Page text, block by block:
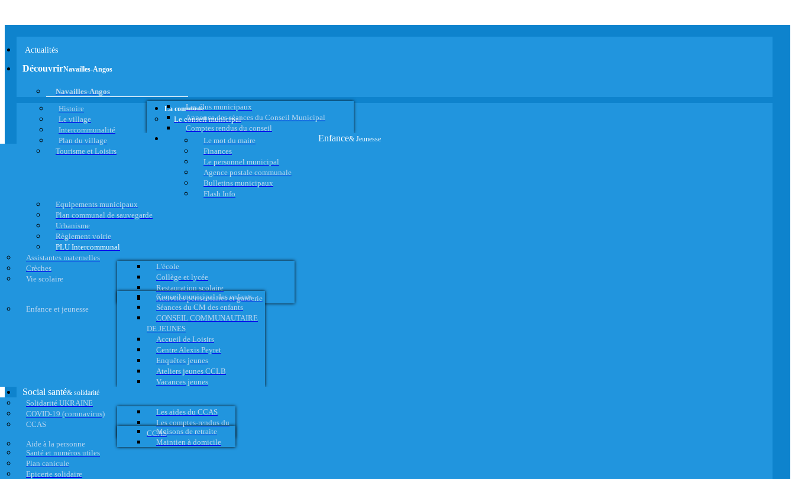
Actualités
DécouvrirNavailles-Angos
Navailles-Angos
Histoire
Le village
Intercommunalité
Plan du village
Tourisme et Loisirs
La commune
Le conseil municipal
Les élus municipaux
Annonce des séances du Conseil Municipal
Comptes rendus du conseil
Le mot du maire
Finances
Le personnel municipal
Agence postale communale
Bulletins municipaux
Flash Info
Equipements municipaux
Plan communal de sauvegarde
Urbanisme
Règlement voirie
PLU Intercommunal
Enfance& Jeunesse
Assistantes maternelles
Crèches
Vie scolaire
L'école
Collège et lycée
Restauration scolaire
Activités périscolaires et garderie
Enfance et jeunesse
Conseil municipal des enfants
Séances du CM des enfants
CONSEIL COMMUNAUTAIRE
DE JEUNES
Accueil de Loisirs
Centre Alexis Peyret
Enquêtes jeunes
Ateliers jeunes CCLB
Vacances jeunes
Social santé& solidarité
Solidarité UKRAINE
COVID-19 (coronavirus)
CCAS
Les aides du CCAS
Les comptes-rendus du
CCAS
Aide à la personne
Maisons de retraite
Maintien à domicile
Santé et numéros utiles
Plan canicule
Epicerie solidaire